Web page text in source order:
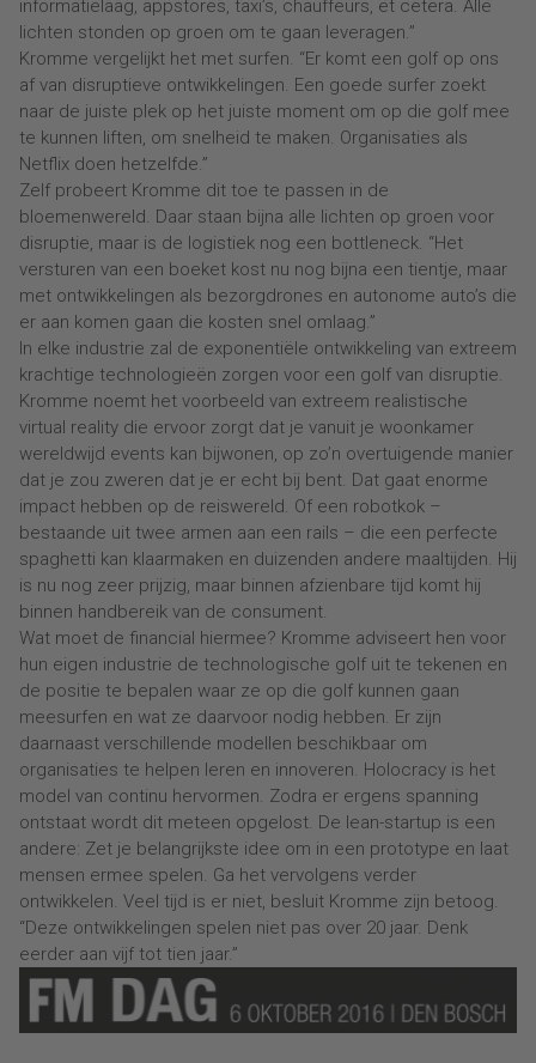
informatielaag, appstores, taxi’s, chauffeurs, et cetera. Alle
lichten stonden op groen om te gaan leveragen.”
Kromme vergelijkt het met surfen. “Er komt een golf op ons
af van disruptieve ontwikkelingen. Een goede surfer zoekt
naar de juiste plek op het juiste moment om op die golf mee
te kunnen liften, om snelheid te maken. Organisaties als
Netflix doen hetzelfde.”
Zelf probeert Kromme dit toe te passen in de
bloemenwereld. Daar staan bijna alle lichten op groen voor
disruptie, maar is de logistiek nog een bottleneck. “Het
versturen van een boeket kost nu nog bijna een tientje, maar
met ontwikkelingen als bezorgdrones en autonome auto’s die
er aan komen gaan die kosten snel omlaag.”
In elke industrie zal de exponentiële ontwikkeling van extreem
krachtige technologieën zorgen voor een golf van disruptie.
Kromme noemt het voorbeeld van extreem realistische
virtual reality die ervoor zorgt dat je vanuit je woonkamer
wereldwijd events kan bijwonen, op zo’n overtuigende manier
dat je zou zweren dat je er echt bij bent. Dat gaat enorme
impact hebben op de reiswereld. Of een robotkok –
bestaande uit twee armen aan een rails – die een perfecte
spaghetti kan klaarmaken en duizenden andere maaltijden. Hij
is nu nog zeer prijzig, maar binnen afzienbare tijd komt hij
binnen handbereik van de consument.
Wat moet de financial hiermee? Kromme adviseert hen voor
hun eigen industrie de technologische golf uit te tekenen en
de positie te bepalen waar ze op die golf kunnen gaan
meesurfen en wat ze daarvoor nodig hebben. Er zijn
daarnaast verschillende modellen beschikbaar om
organisaties te helpen leren en innoveren. Holocracy is het
model van continu hervormen. Zodra er ergens spanning
ontstaat wordt dit meteen opgelost. De lean-startup is een
andere: Zet je belangrijkste idee om in een prototype en laat
mensen ermee spelen. Ga het vervolgens verder
ontwikkelen. Veel tijd is er niet, besluit Kromme zijn betoog.
“Deze ontwikkelingen spelen niet pas over 20 jaar. Denk
eerder aan vijf tot tien jaar.”